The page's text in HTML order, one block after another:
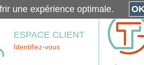
ESPACE CLIENT
Identifiez-vous
une expérience optimale.